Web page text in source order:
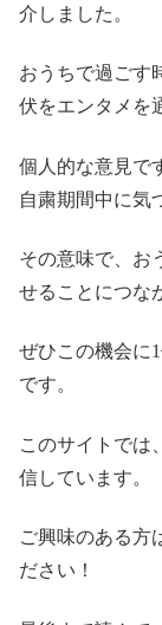
介しました。
おうちで過ごす
伏をエンタメを
個人的な意見で
自粛期間中に気
その意味で、お
せることにつな
ぜひこの機会に
です。
このサイトでは
信しています。
ご興味のある方
ださい！